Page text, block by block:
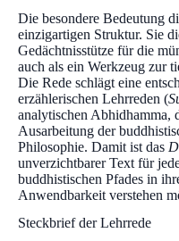
Die besondere Bedeutung
einzigartigen Struktur. Sie
Gedächtnisstütze für die
auch als ein Werkzeug zur
Die Rede schlägt eine
erzählerischen Lehrreden (
analytischen Abhidhamma,
Ausarbeitung der
Philosophie. Damit ist das
unverzichtbarer Text für
buddhistischen Pfades in
Anwendbarkeit verstehen
Steckbrief der Lehrrede